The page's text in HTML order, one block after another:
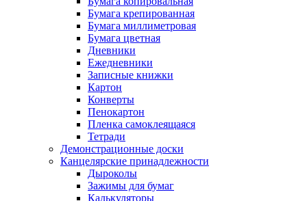
Бумага крепированная
Бумага миллиметровая
Бумага цветная
Дневники
Ежедневники
Записные книжки
Картон
Конверты
Пенокартон
Пленка самоклеящаяся
Тетради
Демонстрационные доски
Канцелярские принадлежности
Дыроколы
Зажимы для бумаг
Калькуляторы